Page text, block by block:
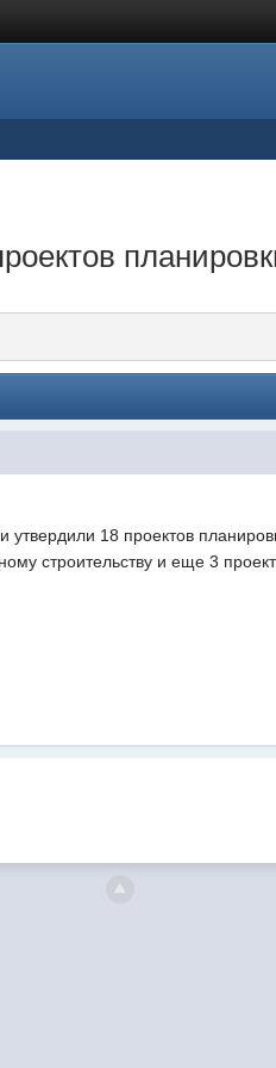
18 проектов
строительству и еще 3